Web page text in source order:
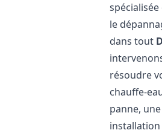
le
dans tout
résoudre
chauffe-
panne,